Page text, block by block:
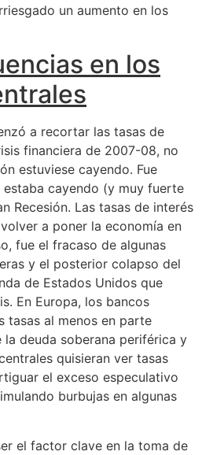
un aumento en los
en los
a recortar las tasas de
financiera de 2007-08, no
estuviese cayendo. Fue
cayendo (y muy fuerte
Recesión. Las tasas de interés
a poner la economía en
fue el fracaso de algunas
y el posterior colapso del
de Estados Unidos que
En Europa, los bancos
tasas al menos en parte
deuda soberana periférica y
quisieran ver tasas
el exceso especulativo
burbujas en algunas
el factor clave en la toma de